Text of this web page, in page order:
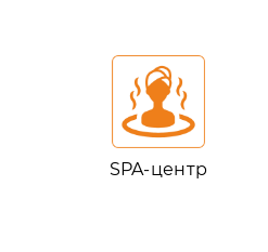
SPA-центр